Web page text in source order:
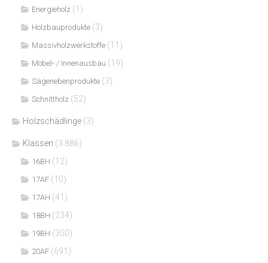
Energieholz (1)
Holzbauprodukte (3)
Massivholzwerkstoffe (11)
Möbel- / Innenausbau (19)
Sägenebenprodukte (3)
Schnittholz (52)
Holzschädlinge (3)
Klassen (3.886)
16BH (12)
17AF (10)
17AH (41)
18BH (234)
19BH (300)
20AF (691)